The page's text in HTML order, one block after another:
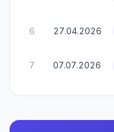
6 27.04.2026
7 07.07.2026